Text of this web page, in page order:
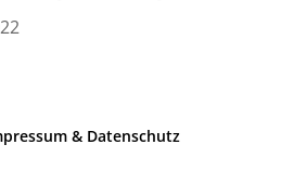
& Datenschutz